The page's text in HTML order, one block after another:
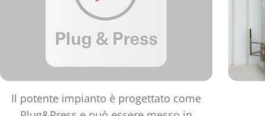
Il potente impianto è progettato come